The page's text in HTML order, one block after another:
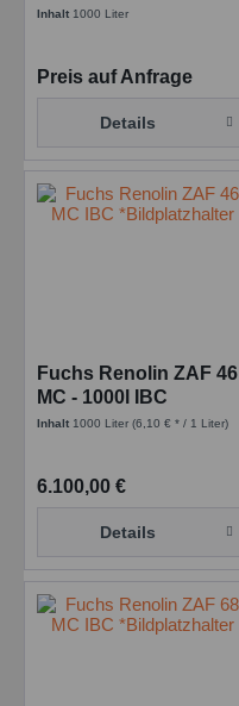
Inhalt 1000 Liter
Preis auf Anfrage
Details
Fuchs Renolin ZAF 46
MC - 1000l IBC
Inhalt 1000 Liter(6,10 € * / 1 Liter)
6.100,00 €
Details